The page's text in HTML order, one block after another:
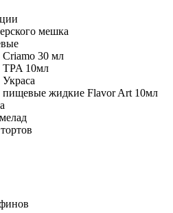
мешка
30 мл
TPA 10мл
пищевые жидкие Flavor Art 10мл